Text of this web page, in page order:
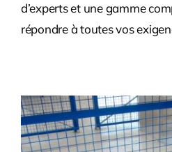
d’experts et une gamme
répondre à toutes vos